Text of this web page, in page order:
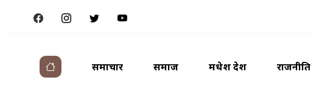
समाचार समाज मधेश प्रदेश राजनीति